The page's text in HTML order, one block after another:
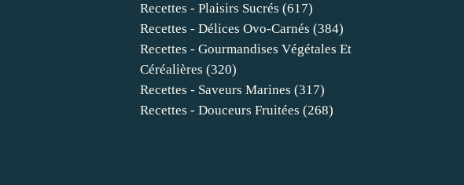
Recettes - Plaisirs Sucrés (617)
Recettes - Délices Ovo-Carnés (384)
Recettes - Gourmandises Végétales Et
Céréalières (320)
Recettes - Saveurs Marines (317)
Recettes - Douceurs Fruitées (268)